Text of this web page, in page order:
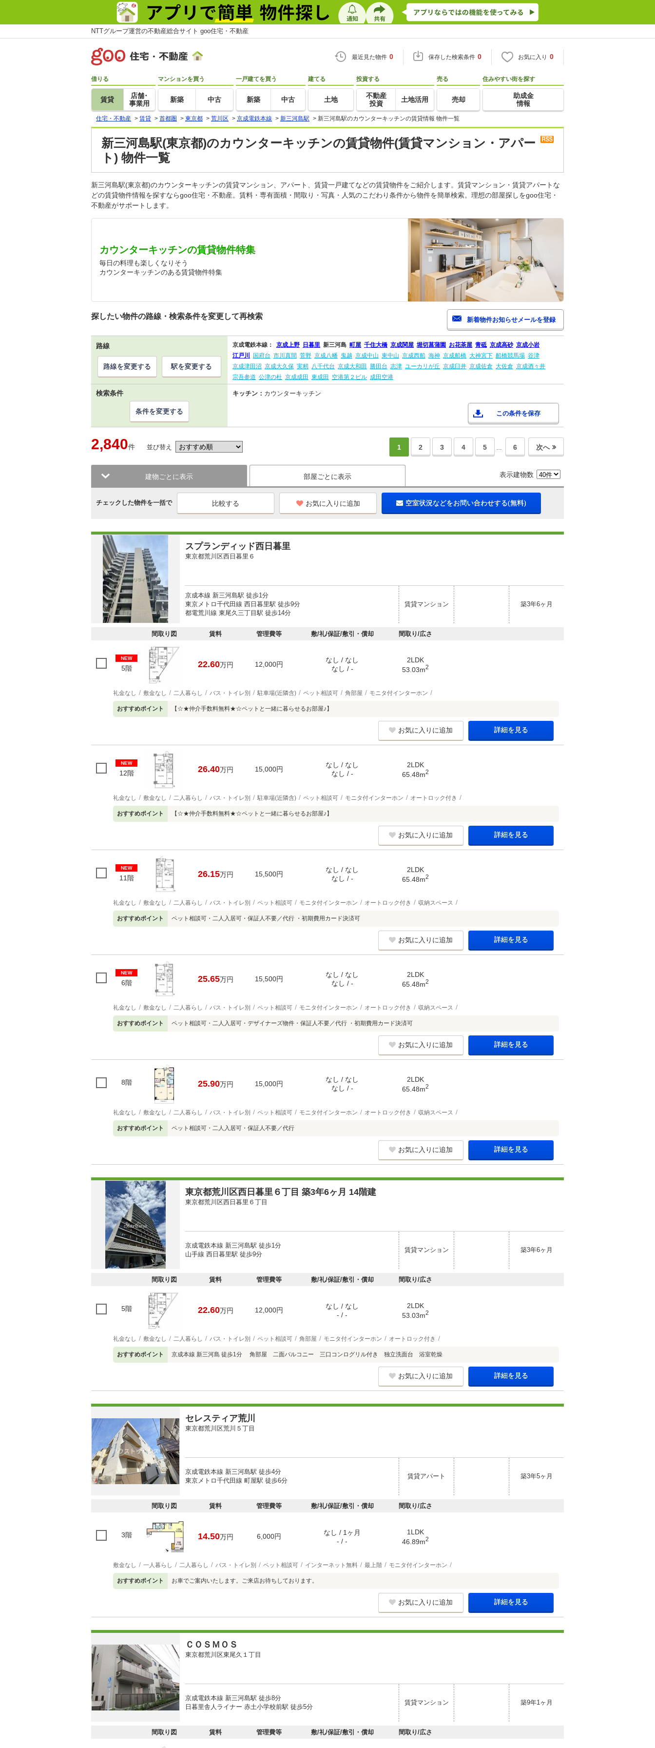
NTTグループ運営の不動産総合サイト goo住宅・不動産
最近見た物件 0 保存した検索条件 0 お気に入り 0
借りる
賃貸
店舗･
事業用
マンションを買う
新築 中古
一戸建てを買う
新築 中古
建てる
土地
投資する
不動産
投資
土地活用
売る
売却
住みやすい街を探す
助成金
情報
住宅・不動産 > 賃貸 > 首都圏 > 東京都 > 荒川区 > 京成電鉄本線 > 新三河島駅 > 新三河島駅のカウンターキッチンの賃貸情報 物件一覧
新三河島駅(東京都)のカウンターキッチンの賃貸物件(賃貸マンション・アパー
ト) 物件一覧
新三河島駅(東京都)のカウンターキッチンの賃貸マンション、アパート、賃貸一戸建てなどの賃貸物件をご紹介します。賃貸マンション・賃貸アパートな
どの賃貸物件情報を探すならgoo住宅・不動産。賃料・専有面積・間取り・写真・人気のこだわり条件から物件を簡単検索。理想の部屋探しをgoo住宅・
不動産がサポートします。
カウンターキッチンの賃貸物件特集
毎日の料理も楽しくなりそう
カウンターキッチンのある賃貸物件特集
探したい物件の路線・検索条件を変更して再検索
路線 京成電鉄本線： 京成上野 日暮里 新三河島 町屋 千住大橋 京成関屋 堀切菖蒲園 お花茶屋 青砥 京成高砂 京成小岩
江戸川
国府台 市川真間 菅野 京成八幡 鬼越 京成中山 東中山 京成西船 海神 京成船橋 大神宮下 船橋競馬場 谷津
京成津田沼 京成大久保 実籾 八千代台 京成大和田 勝田台 志津 ユーカリが丘 京成臼井 京成佐倉 大佐倉 京成酒々井
宗吾参道 公津の杜 京成成田 東成田 空港第２ビル 成田空港
路線を変更する 駅を変更する
検索条件 キッチン： カウンターキッチン
この条件を保存
条件を変更する
2,840件 並び替え 1 2 3 4 5 … 6 次へ
建物ごとに表示 部屋ごとに表示 表示建物数
チェックした物件を一括で お気に入りに追加 空室状況などをお問い合わせする(無料)
スプランディッド西日暮里
東京都荒川区西日暮里６
京成本線 新三河島駅 徒歩1分
東京メトロ千代田線 西日暮里駅 徒歩9分
都電荒川線 東尾久三丁目駅 徒歩14分
賃貸マンション 築3年6ヶ月
間取り図 賃料 管理費等 敷/礼/保証/敷引・償却 間取り/広さ
NEW
5階 22.60万円 12,000円
なし / なし
なし / -
2LDK
53.03m2
礼金なし 敷金なし 二人暮らし バス・トイレ別 駐車場(近隣含) ペット相談可 角部屋 モニタ付インターホン
おすすめポイント 【☆★仲介手数料無料★☆ペットと一緒に暮らせるお部屋♪】
お気に入りに追加 詳細を見る
NEW
12階 26.40万円 15,000円
なし / なし
なし / -
2LDK
65.48m2
礼金なし 敷金なし 二人暮らし バス・トイレ別 駐車場(近隣含) ペット相談可 モニタ付インターホン オートロック付き
おすすめポイント 【☆★仲介手数料無料★☆ペットと一緒に暮らせるお部屋♪】
お気に入りに追加 詳細を見る
NEW
11階 26.15万円 15,500円
なし / なし
なし / -
2LDK
65.48m2
礼金なし 敷金なし 二人暮らし バス・トイレ別 ペット相談可 モニタ付インターホン オートロック付き 収納スペース
おすすめポイント ペット相談可・二人入居可・保証人不要／代行 ・初期費用カード決済可
お気に入りに追加 詳細を見る
NEW
6階 25.65万円 15,500円
なし / なし
なし / -
2LDK
65.48m2
礼金なし 敷金なし 二人暮らし バス・トイレ別 ペット相談可 モニタ付インターホン オートロック付き 収納スペース
おすすめポイント ペット相談可・二人入居可・デザイナーズ物件・保証人不要／代行 ・初期費用カード決済可
お気に入りに追加 詳細を見る
8階 25.90万円 15,000円
なし / なし
なし / -
2LDK
65.48m2
礼金なし 敷金なし 二人暮らし バス・トイレ別 ペット相談可 モニタ付インターホン オートロック付き 収納スペース
おすすめポイント ペット相談可・二人入居可・保証人不要／代行
お気に入りに追加 詳細を見る
東京都荒川区西日暮里６丁目 築3年6ヶ月 14階建
東京都荒川区西日暮里６丁目
京成電鉄本線 新三河島駅 徒歩1分
山手線 西日暮里駅 徒歩9分
賃貸マンション 築3年6ヶ月
間取り図 賃料 管理費等 敷/礼/保証/敷引・償却 間取り/広さ
5階 22.60万円 12,000円
なし / なし
- / -
2LDK
53.03m2
礼金なし 敷金なし 二人暮らし バス・トイレ別 ペット相談可 角部屋 モニタ付インターホン オートロック付き
おすすめポイント 京成本線 新三河島 徒歩1分 角部屋 二面バルコニー 三口コンログリル付き 独立洗面台 浴室乾燥
お気に入りに追加 詳細を見る
セレスティア荒川
東京都荒川区荒川５丁目
京成電鉄本線 新三河島駅 徒歩4分
東京メトロ千代田線 町屋駅 徒歩6分
賃貸アパート 築3年5ヶ月
間取り図 賃料 管理費等 敷/礼/保証/敷引・償却 間取り/広さ
3階 14.50万円 6,000円
なし / 1ヶ月
- / -
1LDK
46.89m2
敷金なし 一人暮らし 二人暮らし バス・トイレ別 ペット相談可 インターネット無料 最上階 モニタ付インターホン
おすすめポイント お車でご案内いたします。ご来店お待ちしております。
お気に入りに追加 詳細を見る
ＣＯＳＭＯＳ
東京都荒川区東尾久１丁目
京成電鉄本線 新三河島駅 徒歩8分
日暮里舎人ライナー 赤土小学校前駅 徒歩5分
賃貸マンション 築9年1ヶ月
間取り図 賃料 管理費等 敷/礼/保証/敷引・償却 間取り/広さ